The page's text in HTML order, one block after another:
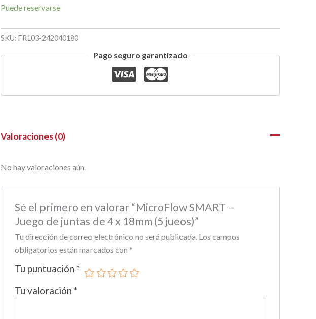
Puede reservarse
SKU: FR103-242040180
Pago seguro garantizado
Valoraciones (0)
No hay valoraciones aún.
Sé el primero en valorar “MicroFlow SMART –
Juego de juntas de 4 x 18mm (5 jueos)”
Tu dirección de correo electrónico no será publicada. Los campos
obligatorios están marcados con *
Tu puntuación *
Tu valoración *